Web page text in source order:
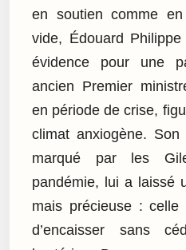
en soutien comme
vide, Édouard
évidence pour une
ancien Premier
en période de crise,
climat anxiogène.
marqué par les
pandémie, lui a laissé
mais précieuse : celle
d’encaisser sans